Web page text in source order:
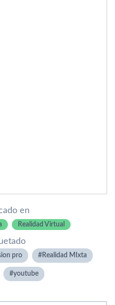
en
Realidad Virtual
pro Realidad MIxta
youtube